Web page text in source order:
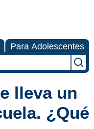
Para Adolescentes
lleva un
¿Qué